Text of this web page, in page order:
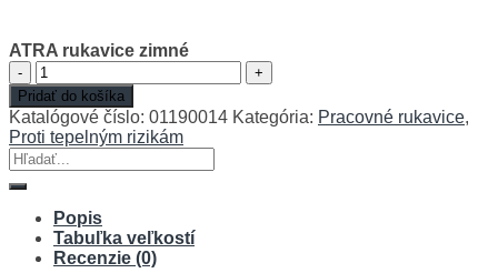
ATRA rukavice zimné
množstvo
ATRA
rukavice
zimné
Pridať do košíka
Katalógové číslo: 01190014 Kategória: Pracovné rukavice,
Proti tepelným rizikám
Hľadať:
Popis
Tabuľka veľkostí
Recenzie (0)